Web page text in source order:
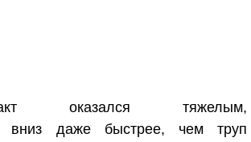
оказался тяжелым,
вниз даже быстрее, чем труп